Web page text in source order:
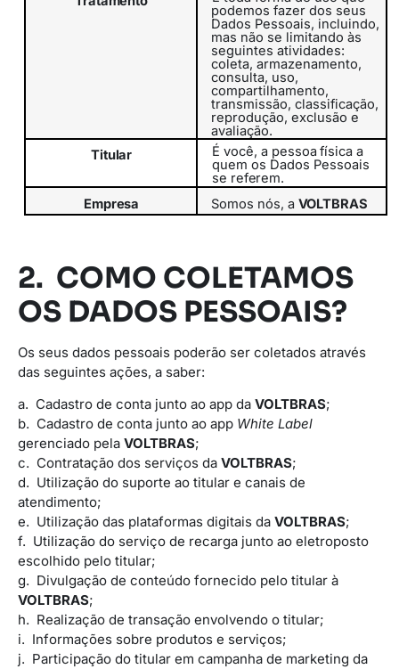
podemos fazer dos seus
Dados Pessoais, incluindo,
mas não se limitando às
seguintes atividades:
coleta, armazenamento,
consulta, uso,
compartilhamento,
transmissão, classificação,
reprodução, exclusão e
avaliação.
Titular
É você, a pessoa física a
quem os Dados Pessoais
se referem.
Empresa
Somos nós, a VOLTBRAS
2. COMO COLETAMOS
OS DADOS PESSOAIS?
Os seus dados pessoais poderão ser coletados através
das seguintes ações, a saber:
a. Cadastro de conta junto ao app da VOLTBRAS;
b. Cadastro de conta junto ao app White Label
gerenciado pela VOLTBRAS;
c. Contratação dos serviços da VOLTBRAS;
d. Utilização do suporte ao titular e canais de
atendimento;
e. Utilização das plataformas digitais da VOLTBRAS;
f. Utilização do serviço de recarga junto ao eletroposto
escolhido pelo titular;
g. Divulgação de conteúdo fornecido pelo titular à
VOLTBRAS;
h. Realização de transação envolvendo o titular;
i. Informações sobre produtos e serviços;
j. Participação do titular em campanha de marketing da